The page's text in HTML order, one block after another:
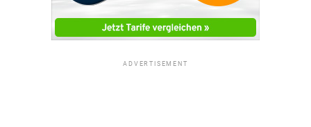
ADVERTISEMENT